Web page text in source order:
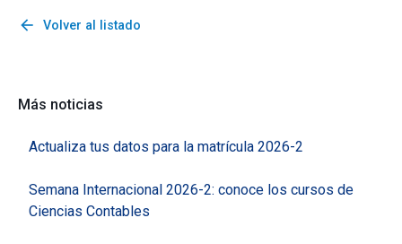
arrow_back Volver al listado
Más noticias
Actualiza tus datos para la matrícula 2026-2
Semana Internacional 2026-2: conoce los cursos de
Ciencias Contables